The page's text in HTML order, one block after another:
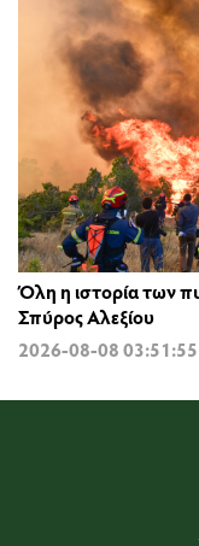
Όλη η ιστορία των
Σπύρος Αλεξίου
2026-08-08 03:51:55